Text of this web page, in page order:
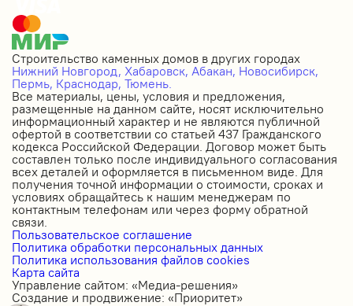
Строительство каменных домов в других городах
Нижний Новгород, Хабаровск, Абакан, Новосибирск,
Пермь, Краснодар, Тюмень.
Все материалы, цены, условия и предложения,
размещенные на данном сайте, носят исключительно
информационный характер и не являются публичной
офертой в соответствии со статьей 437 Гражданского
кодекса Российской Федерации. Договор может быть
составлен только после индивидуального согласования
всех деталей и оформляется в письменном виде. Для
получения точной информации о стоимости, сроках и
условиях обращайтесь к нашим менеджерам по
контактным телефонам или через форму обратной
связи.
Пользовательское соглашение
Политика обработки персональных данных
Политика использования файлов cookies
Карта сайта
Управление сайтом: «Медиа-решения»
Создание и продвижение: «Приоритет»